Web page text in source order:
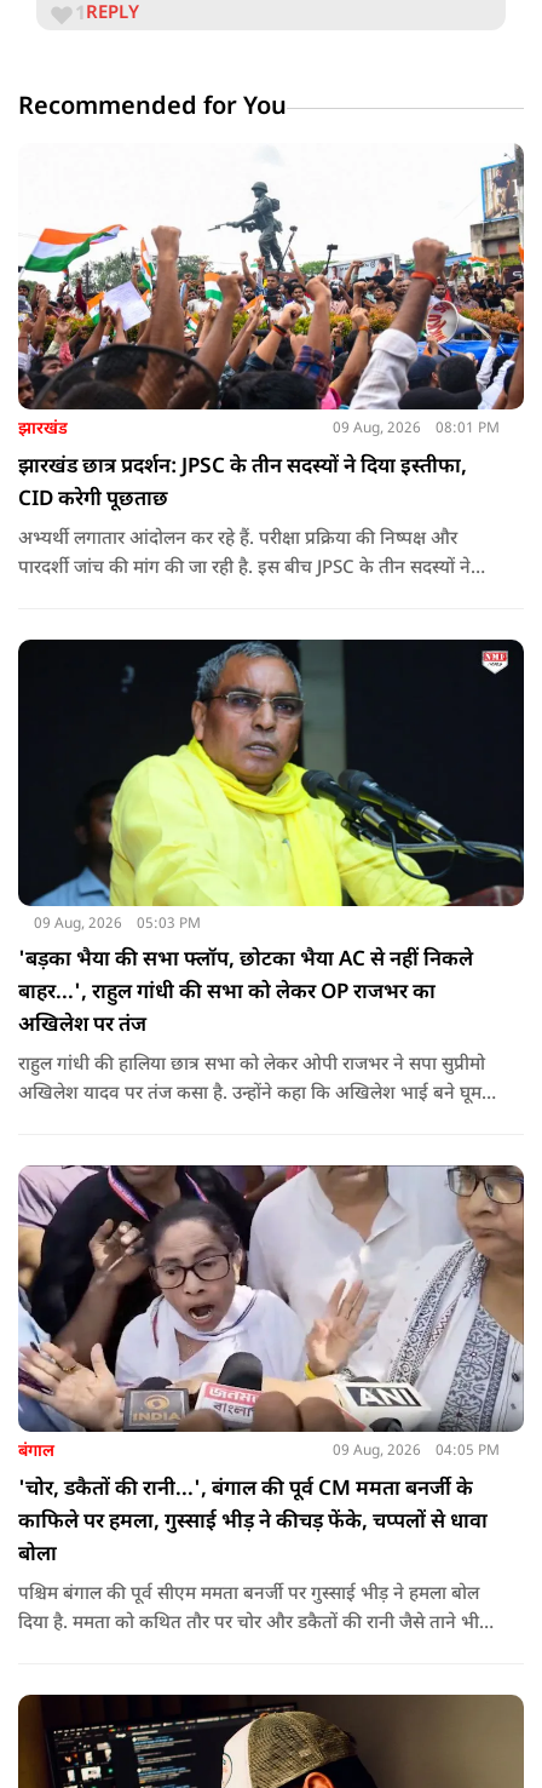
1 REPLY
Recommended for You
झारखंड 09 Aug, 2026 08:01 PM
झारखंड छात्र प्रदर्शन: JPSC के तीन सदस्यों ने दिया इस्तीफा,
CID करेगी पूछताछ
अभ्यर्थी लगातार आंदोलन कर रहे हैं. परीक्षा प्रक्रिया की निष्पक्ष और
पारदर्शी जांच की मांग की जा रही है. इस बीच JPSC के तीन सदस्यों ने
09 Aug, 2026 05:03 PM
'बड़का भैया की सभा फ्लॉप, छोटका भैया AC से नहीं निकले
बाहर...', राहुल गांधी की सभा को लेकर OP राजभर का
अखिलेश पर तंज
राहुल गांधी की हालिया छात्र सभा को लेकर ओपी राजभर ने सपा सुप्रीमो
अखिलेश यादव पर तंज कसा है. उन्होंने कहा कि अखिलेश भाई बने घूम
बंगाल 09 Aug, 2026 04:05 PM
'चोर, डकैतों की रानी...', बंगाल की पूर्व CM ममता बनर्जी के
काफिले पर हमला, गुस्साई भीड़ ने कीचड़ फेंके, चप्पलों से धावा
बोला
पश्चिम बंगाल की पूर्व सीएम ममता बनर्जी पर गुस्साई भीड़ ने हमला बोल
दिया है. ममता को कथित तौर पर चोर और डकैतों की रानी जैसे ताने भी